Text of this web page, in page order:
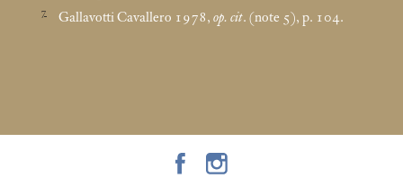
7 Gallavotti Cavallero 1978, op. cit. (note 5), p. 104.